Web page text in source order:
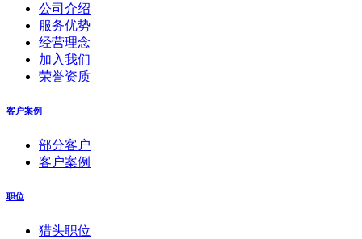
公司介绍
服务优势
经营理念
加入我们
荣誉资质
客户案例
部分客户
客户案例
职位
猎头职位